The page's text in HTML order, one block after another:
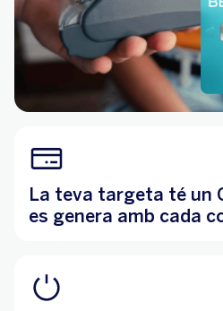
La teva targeta té un
es genera amb cada